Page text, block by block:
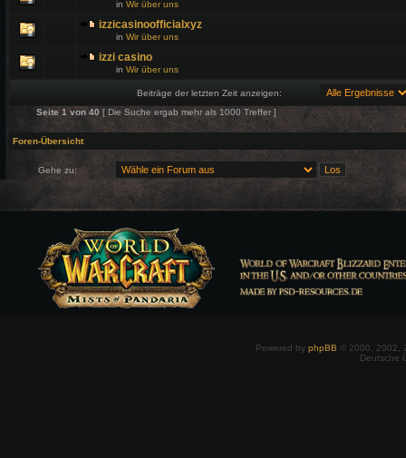
in Wir über uns
izzicasinoofficialxyz
in Wir über uns
izzi casino
in Wir über uns
Beiträge der letzten Zeit anzeigen:
Seite 1 von40 [ Die Suche ergab mehr als 1000 Treffer ]
Foren-Übersicht
Gehe zu:
Powered by phpBB © 2000, 2002,
Deutsche